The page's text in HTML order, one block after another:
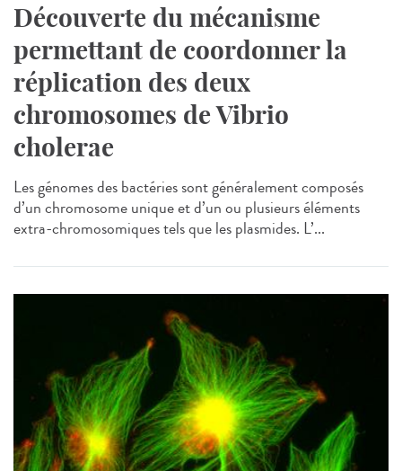
Découverte du mécanisme
permettant de coordonner la
réplication des deux
chromosomes de Vibrio
cholerae
Les génomes des bactéries sont généralement composés
d’un chromosome unique et d’un ou plusieurs éléments
extra-chromosomiques tels que les plasmides. L’...